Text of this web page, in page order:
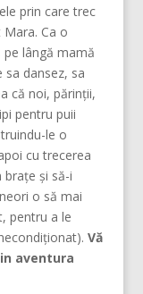
prin care trec
Ca o
pe lângă mamă
dansez, sa
că noi, părinţii,
pentru puii
le o
cu trecerea
braţe și să-i
o să mai
pentru a le
Vă
aventura